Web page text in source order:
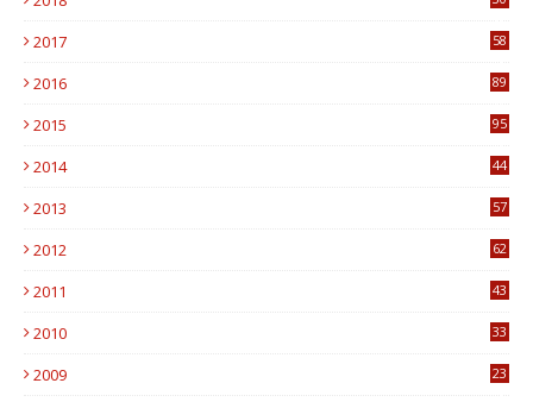
2017
58
2016
89
2015
95
2014
44
2013
57
2012
62
2011
43
2010
33
2009
23